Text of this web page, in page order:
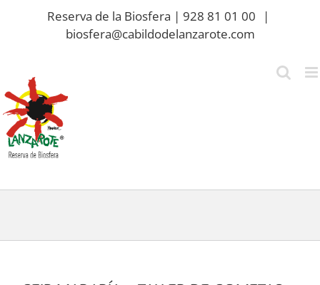
Reserva de la Biosfera | 928 81 01 00
|
biosfera@cabildodelanzarote.com